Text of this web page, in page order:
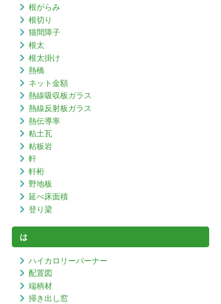
根がらみ
根切り
猫間障子
根太
根太掛け
熱橋
ネット金額
熱線吸収板ガラス
熱線反射板ガラス
熱伝導率
粘土瓦
粘板岩
軒
軒桁
野地板
延べ床面積
登り梁
は
ハイカロリーバーナー
配置図
端柄材
掃き出し窓